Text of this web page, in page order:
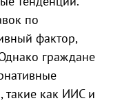
по
фактор,
граждане
такие как ИИС и